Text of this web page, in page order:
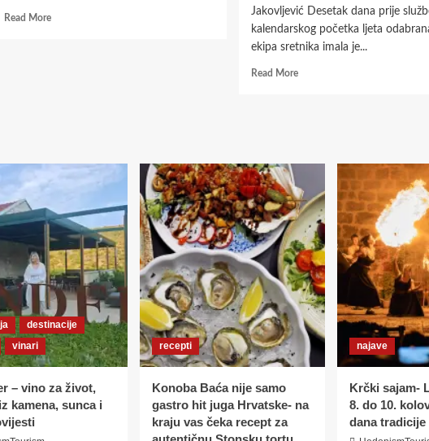
Read MoreRead
Jakovljević Desetak dana prije
kalendarskog početka ljeta
ekipa sretnika imala je...
Read MoreRead
BY
ĐUKIĆ
–
RAPSODIJA
NOVIH
OKUSA
U
RESTORANU
LIPOV
HLAD
destinacije
vinari
– vino za život,
kamena, sunca i
recepti
Konoba Baća nije samo
gastro hit juga Hrvatske- na
kraju vas čeka recept za
najave
Krčki sajam-
8. do 10.
dana tradicije